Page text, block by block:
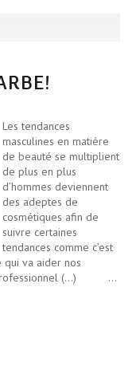
Les tendances
masculines en matière
de beauté se multiplient
de plus en plus
d’hommes deviennent
des adeptes de
cosmétiques afin de
suivre certaines
tendances comme c’est
va aider nos
professionnel (...) …